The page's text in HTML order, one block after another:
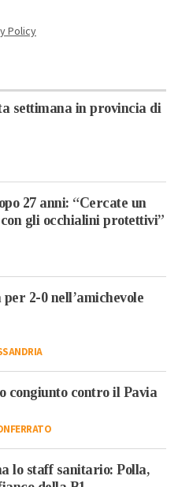
Policy
settimana in provincia di
27 anni: “Cercate un
gli occhialini protettivi”
2-0 nell’amichevole
congiunto contro il Pavia
lo staff sanitario: Polla,